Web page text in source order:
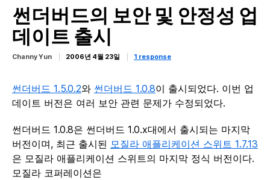
썬더버드의 보안 및 안정성 업
데이트 출시
Channy Yun 2006년 4월 23일 1 response
썬더버드 1.5.0.2와 썬더버드 1.0.8이 출시되었다. 이번 업
데이트 버전은 여러 보안 관련 문제가 수정되었다.
썬더버드 1.0.8은 썬더버드 1.0.x대에서 출시되는 마지막
버전이며, 최근 출시된 모질라 애플리케이션 스위트 1.7.13
은 모질라 애플리케이션 스위트의 마지막 정식 버전이다.
모질라 코퍼레이션은